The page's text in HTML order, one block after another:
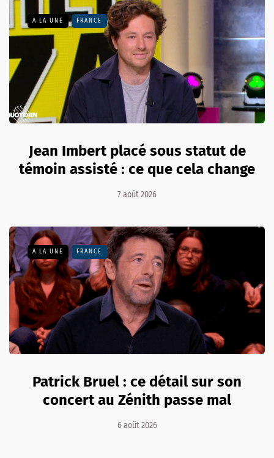
A LA UNE FRANCE
Jean Imbert placé sous statut de
témoin assisté : ce que cela change
7 août 2026
A LA UNE FRANCE
Patrick Bruel : ce détail sur son
concert au Zénith passe mal
6 août 2026